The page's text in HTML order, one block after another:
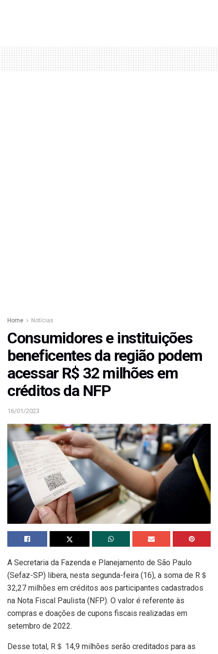
Home Notícias
Consumidores e instituições
beneficentes da região podem
acessar R$ 32 milhões em
créditos da NFP
16/01/2023
A Secretaria da Fazenda e Planejamento de São Paulo
(Sefaz-SP) libera, nesta segunda-feira (16), a soma de R＄
32,27 milhões em créditos aos participantes cadastrados
na Nota Fiscal Paulista (NFP). O valor é referente às
compras e doações de cupons fiscais realizadas em
setembro de 2022.
Desse total, R＄ 14,9 milhões serão creditados para as